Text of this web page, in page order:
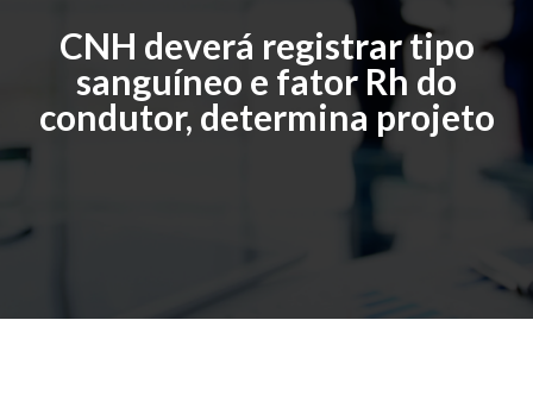
CNH deverá registrar tipo
sanguíneo e fator Rh do
condutor, determina projeto